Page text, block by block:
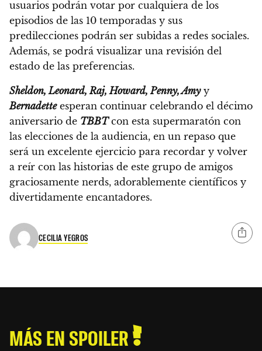
usuarios podrán votar por cualquiera de los
episodios de las 10 temporadas y sus
predilecciones podrán ser subidas a redes sociales.
Además, se podrá visualizar una revisión del
estado de las preferencias.
Sheldon, Leonard, Raj, Howard, Penny, Amyy
Bernadetteesperan continuar celebrando el décimo
aniversario de TBBTcon esta supermaratón con
las elecciones de la audiencia, en un repaso que
será un excelente ejercicio para recordar y volver
a reír con las historias de este grupo de amigos
graciosamente nerds, adorablemente científicos y
divertidamente encantadores.
CECILIA YEGROS
MÁS EN SPOILER